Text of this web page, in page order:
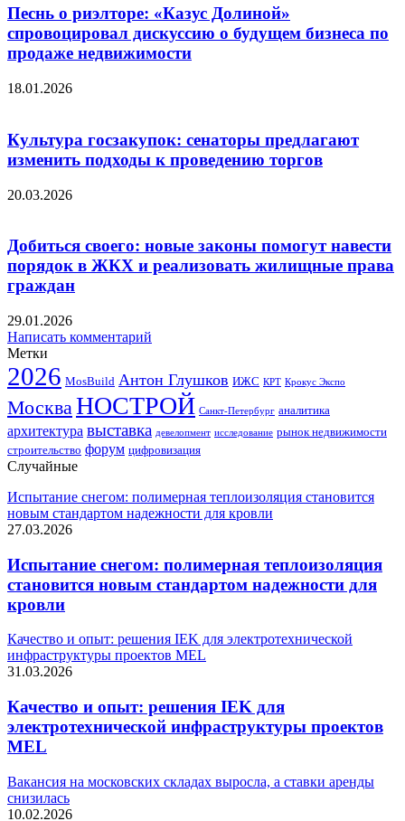
Песнь о риэлторе: «Казус Долиной»
спровоцировал дискуссию о будущем бизнеса по
продаже недвижимости
18.01.2026
Культура госзакупок: сенаторы предлагают
изменить подходы к проведению торгов
20.03.2026
Добиться своего: новые законы помогут навести
порядок в ЖКХ и реализовать жилищные права
граждан
29.01.2026
Написать комментарий
Метки
2026 MosBuild Антон Глушков ИЖС КРТ Крокус Экспо
МоскваНОСТРОЙ Санкт-Петербург аналитика
архитектура выставка девелопмент исследование рынок недвижимости
строительство форум цифровизация
Случайные
Испытание снегом: полимерная теплоизоляция становится
новым стандартом надежности для кровли
27.03.2026
Испытание снегом: полимерная теплоизоляция
становится новым стандартом надежности для
кровли
Качество и опыт: решения IEK для электротехнической
инфраструктуры проектов MEL
31.03.2026
Качество и опыт: решения IEK для
электротехнической инфраструктуры проектов
MEL
Вакансия на московских складах выросла, а ставки аренды
снизилась
10.02.2026